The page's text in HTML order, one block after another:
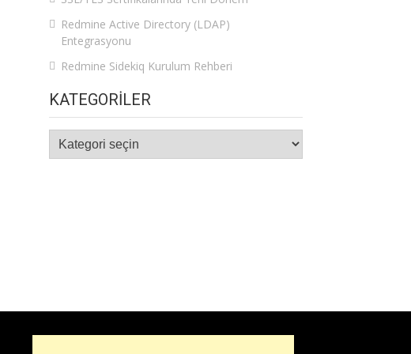
Redmine Active Directory (LDAP)
Entegrasyonu
Redmine Sidekiq Kurulum Rehberi
KATEGORILER
Kategoriler